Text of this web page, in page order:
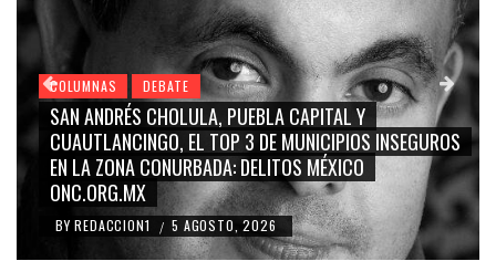
COLUMNAS DEBATE
GRACE PALOMARES, NAY SALVATORI, SERGIO MAYER,
CARMEN SALINAS “LA CORCHOLATA”, CUAUHTÉMOC
BLANCO, SILVIA PINAL: LA TRIVIALIZACIÓN Y
RIDICULIZACIÓN DE LA REPRESENTACIÓN CIUDADANA
BY REDACCION1 / 4 AGOSTO, 2026